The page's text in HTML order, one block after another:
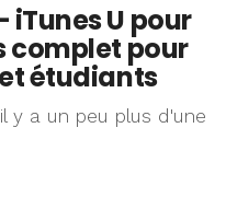
iTunes U pour
complet pour
étudiants
y a un peu plus d'une